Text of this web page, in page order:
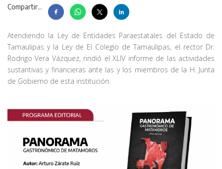
Compartir...
Atendiendo la Ley de Entidades Paraestatales del Estado de
Tamaulipas y la Ley de El Colegio de Tamaulipas, el rector Dr.
Rodrigo Vera Vázquez, rindió el XLIV informe de las actividades
sustantivas y financieras ante las y los miembros de la H. Junta
de Gobierno de esta institución.